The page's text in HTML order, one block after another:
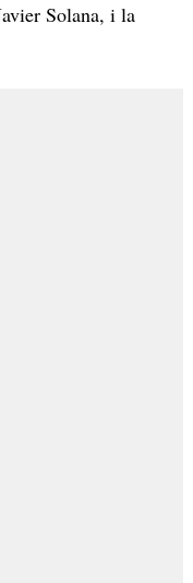
Solana, i la